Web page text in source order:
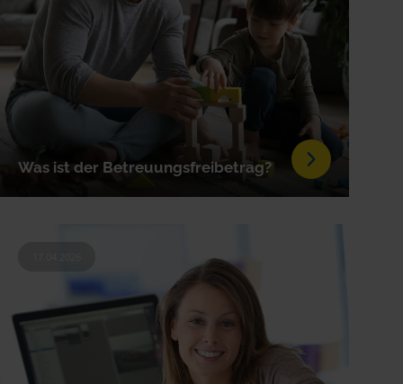
Was ist der Betreuungsfreibetrag?